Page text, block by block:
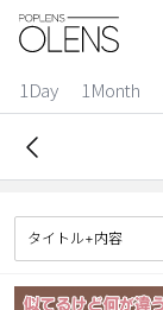
1Day 1Month
ログイン
カラコン比較
今月限定特典
ベスト
カラコン
タイトル+内容